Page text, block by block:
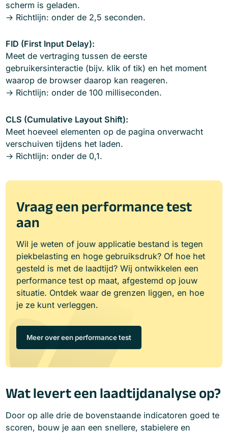
scherm is geladen.
→ Richtlijn: onder de 2,5 seconden.
FID (First Input Delay):
Meet de vertraging tussen de eerste
gebruikersinteractie (bijv. klik of tik) en het moment
waarop de browser daarop kan reageren.
→ Richtlijn: onder de 100 milliseconden.
CLS (Cumulative Layout Shift):
Meet hoeveel elementen op de pagina onverwacht
verschuiven tijdens het laden.
→ Richtlijn: onder de 0,1.
Vraag een performance test
aan
Wil je weten of jouw applicatie bestand is tegen
piekbelasting en hoge gebruiksdruk? Of hoe het
gesteld is met de laadtijd? Wij ontwikkelen een
performance test op maat, afgestemd op jouw
situatie. Ontdek waar de grenzen liggen, en hoe
je ze kunt verleggen.
Meer over een performance test
Wat levert een laadtijdanalyse op?
Door op alle drie de bovenstaande indicatoren goed te
scoren, bouw je aan een snellere, stabielere en